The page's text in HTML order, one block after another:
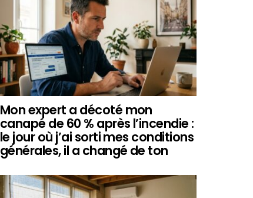
Mon expert a décoté mon
canapé de 60 % après l’incendie :
le jour où j’ai sorti mes conditions
générales, il a changé de ton